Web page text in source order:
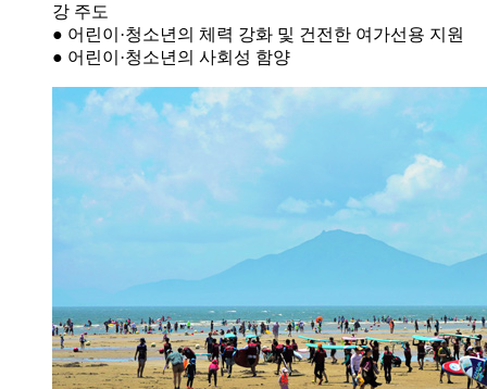
강 주도
● 어린이·청소년의 체력 강화 및 건전한 여가선용 지원
● 어린이·청소년의 사회성 함양